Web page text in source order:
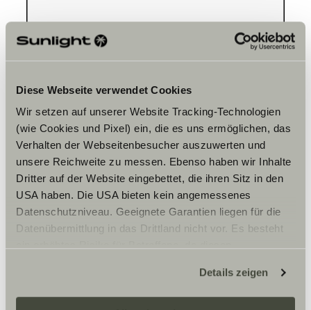
Diese Webseite verwendet Cookies
Wir setzen auf unserer Website Tracking-Technologien
(wie Cookies und Pixel) ein, die es uns ermöglichen, das
Verhalten der Webseitenbesucher auszuwerten und
unsere Reichweite zu messen. Ebenso haben wir Inhalte
Dritter auf der Website eingebettet, die ihren Sitz in den
USA haben. Die USA bieten kein angemessenes
Datenschutzniveau. Geeignete Garantien liegen für die
Datenübermittlung in das Drittland nicht vor. Es besteht
zustehen. Eingesetzte Dienstleister können Daten für
eigene Zwecke verarbeiten und mit anderen Daten
Details zeigen
Opening hours
Please accept marketing-
cookies to use this function.
Cookie Settings